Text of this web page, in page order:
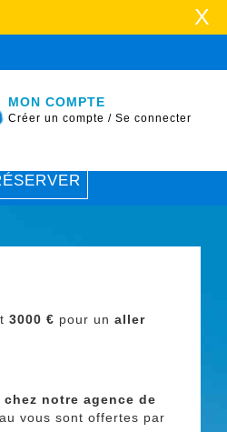
MON COMPTE
Créer un compte / Se connecter
X
3000 € pour unaller
notre agence de
vous sont offertes par